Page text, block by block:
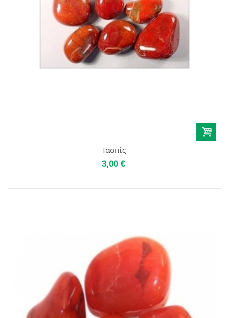
Ιασπίς
3,00 €